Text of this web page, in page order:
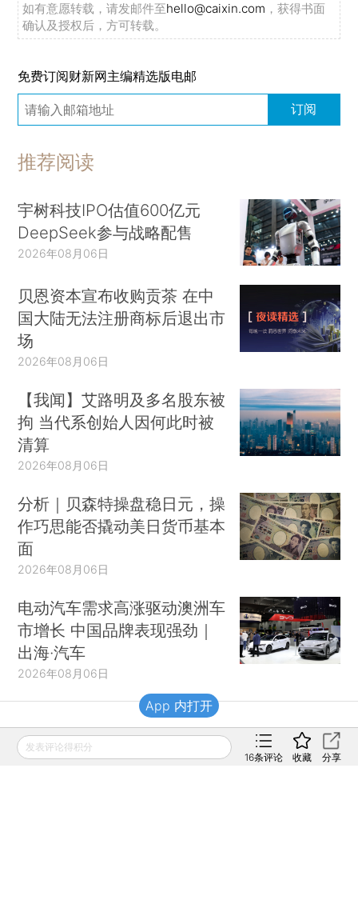
如有意愿转载，请发邮件至hello@caixin.com ，获得书面
确认及授权后，方可转载。
免费订阅财新网主编精选版电邮
订阅
推荐阅读
宇树科技IPO估值600亿元
DeepSeek参与战略配售
2026年08月06日
贝恩资本宣布收购贡茶 在中
国大陆无法注册商标后退出市
场
2026年08月06日
【我闻】艾路明及多名股东被
拘 当代系创始人因何此时被
清算
2026年08月06日
分析｜贝森特操盘稳日元，操
作巧思能否撬动美日货币基本
面
2026年08月06日
电动汽车需求高涨驱动澳洲车
市增长 中国品牌表现强劲｜
出海·汽车
2026年08月06日
财新移动
发表评论得积分
16条评论 收藏 分享
App 内打开